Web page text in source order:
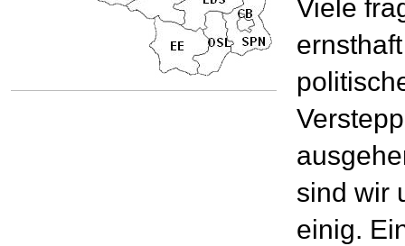
Viele
sind wir
einig.